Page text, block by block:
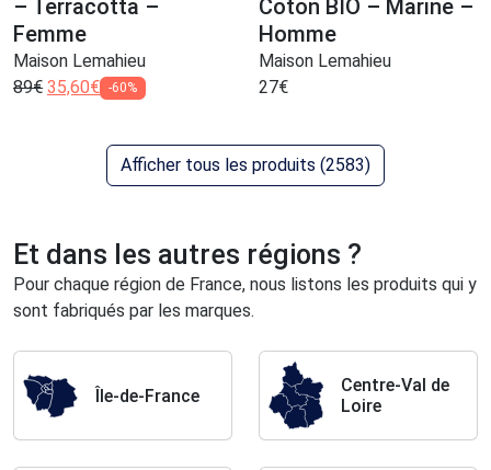
– Terracotta –
Femme
Maison Lemahieu
89€ 35,60€ -60%
Coton BIO – Marine –
Homme
Maison Lemahieu
27€
Afficher tous les produits (2583)
Et dans les autres régions ?
Pour chaque région de France, nous listons les produits qui y
sont fabriqués par les marques.
Île-de-France
Centre-Val de
Loire